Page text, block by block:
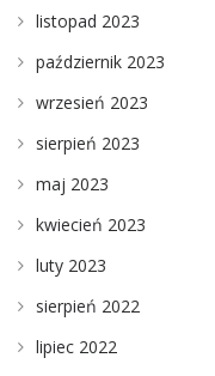
listopad 2023
październik 2023
wrzesień 2023
sierpień 2023
maj 2023
kwiecień 2023
luty 2023
sierpień 2022
lipiec 2022